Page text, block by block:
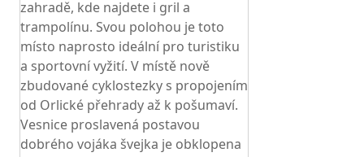
zahradě, kde najdete i gril a
trampolínu. Svou polohou je toto
místo naprosto ideální pro turistiku
a sportovní vyžití. V místě nově
zbudované cyklostezky s propojením
od Orlické přehrady až k pošumaví.
Vesnice proslavená postavou
dobrého vojáka švejka je obklopena